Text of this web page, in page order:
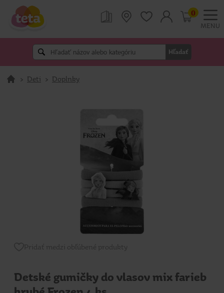
MENU
Hľadať
0
> Deti > Doplnky
Detské gumičky do vlasov mix farieb